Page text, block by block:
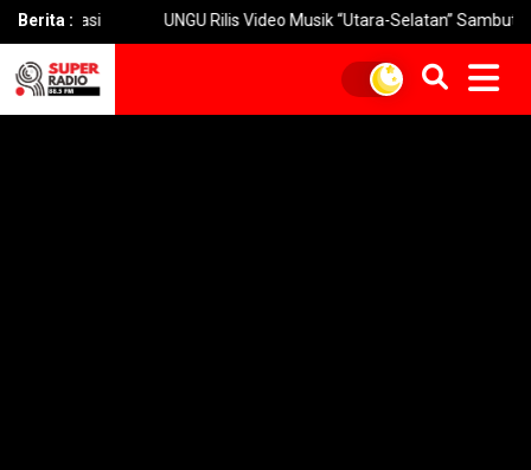
Berita : UNGU Rilis Video Musik “Utara-Selatan” Sambut Konser 30